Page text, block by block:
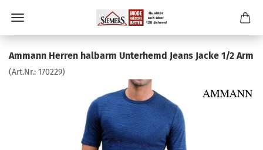
Ammann Herren halbarm Unterhemd Jeans Jacke 1/2 Arm
(Art.Nr.: 170229)